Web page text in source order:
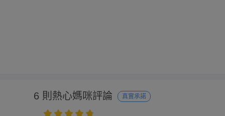
6 則熱心媽咪評論 真實承諾